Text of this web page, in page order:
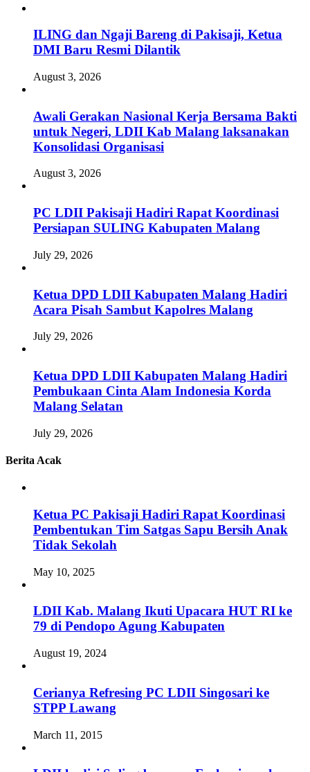
ILING dan Ngaji Bareng di Pakisaji, Ketua
DMI Baru Resmi Dilantik
August 3, 2026
Awali Gerakan Nasional Kerja Bersama Bakti
untuk Negeri, LDII Kab Malang laksanakan
Konsolidasi Organisasi
August 3, 2026
PC LDII Pakisaji Hadiri Rapat Koordinasi
Persiapan SULING Kabupaten Malang
July 29, 2026
Ketua DPD LDII Kabupaten Malang Hadiri
Acara Pisah Sambut Kapolres Malang
July 29, 2026
Ketua DPD LDII Kabupaten Malang Hadiri
Pembukaan Cinta Alam Indonesia Korda
Malang Selatan
July 29, 2026
Berita Acak
Ketua PC Pakisaji Hadiri Rapat Koordinasi
Pembentukan Tim Satgas Sapu Bersih Anak
Tidak Sekolah
May 10, 2025
LDII Kab. Malang Ikuti Upacara HUT RI ke
79 di Pendopo Agung Kabupaten
August 19, 2024
Cerianya Refresing PC LDII Singosari ke
STPP Lawang
March 11, 2015